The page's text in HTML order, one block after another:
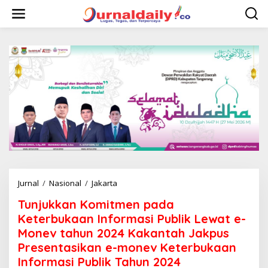
w
Jurnal / Nasional / Jakarta
n
j
u
k
k
a
Tunjukkan Komitmen pada
Keterbukaan Informasi Publik Lewat e-
Monev tahun 2024 Kakantah Jakpus
Presentasikan e-monev Keterbukaan
Informasi Publik Tahun 2024